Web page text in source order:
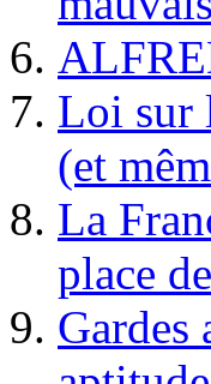
Loi sur
(et
La
place
Gardes